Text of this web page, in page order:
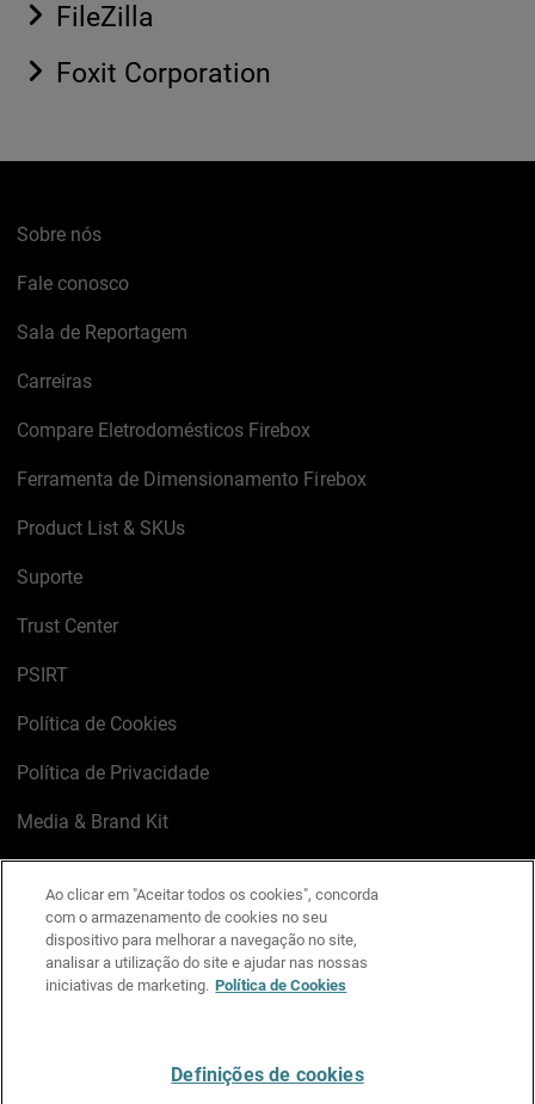
FileZilla
Foxit Corporation
Sobre nós
Fale conosco
Sala de Reportagem
Carreiras
Compare Eletrodomésticos Firebox
Ferramenta de Dimensionamento Firebox
Product List & SKUs
Suporte
Trust Center
PSIRT
Política de Cookies
Política de Privacidade
Media & Brand Kit
LinkedIn
X FacebookInstagram
YouTube
Ao clicar em "Aceitar todos os cookies", concorda
com o armazenamento de cookies no seu
dispositivo para melhorar a navegação no site,
analisar a utilização do site e ajudar nas nossas
iniciativas de marketing. Política de Cookies
Definições de cookies